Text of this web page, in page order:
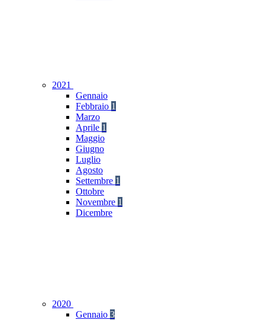
2021
Gennaio
Febbraio 1
Marzo
Aprile 1
Maggio
Giugno
Luglio
Agosto
Settembre 1
Ottobre
Novembre 1
Dicembre
2020
Gennaio 3